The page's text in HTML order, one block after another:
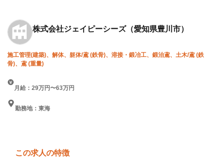
株式会社ジェイピーシーズ（愛知県豊川市）
施工管理(建築)、解体、躯体/鳶 (鉄骨)、溶接・鍛冶工、鍛治鳶、土木/鳶 (鉄
骨)、鳶 (重量)
月給：29万円〜63万円
勤務地：東海
この求人の特徴